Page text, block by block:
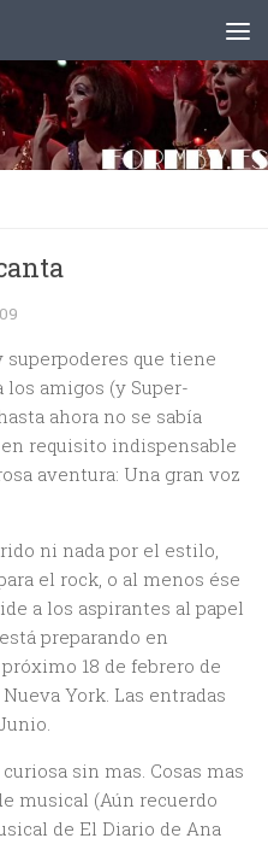
que tiene
los amigos (y Super-
ahora no se sabía
requisito indispensable
aventura: Una gran voz
ni nada por el estilo,
el rock, o al menos ése
a los aspirantes al papel
preparando en
18 de febrero de
Nueva York. Las entradas
sin mas. Cosas mas
musical (Aún recuerdo
de El Diario de Ana